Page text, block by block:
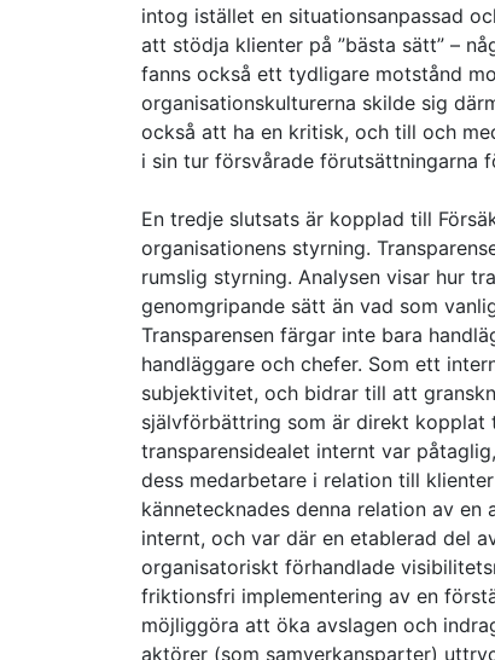
intog istället en situationsanpassad
att stödja klienter på ”bästa sätt” –
fanns också ett tydligare motstånd
organisationskulturerna skilde sig
också att ha en kritisk, och till och
i sin tur försvårade förutsättningarna
En tredje slutsats är kopplad till
organisationens styrning.
rumslig styrning. Analysen visar hur
genomgripande sätt än vad som
Transparensen färgar inte bara
handläggare och chefer. Som ett
subjektivitet, och bidrar till att
självförbättring som är direkt kopplat
transparensidealet internt var
dess medarbetare i relation till
kännetecknades denna relation av
internt, och var där en etablerad del
organisatoriskt förhandlade
friktionsfri implementering av en
möjliggöra att öka avslagen och
aktörer (som samverkansparter)